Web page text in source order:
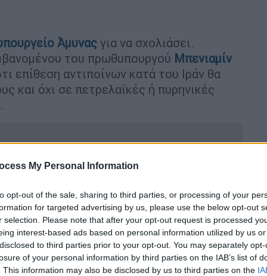
My Personal Information
opt-out of the sale, sharing to third parties, or processing of your
for targeted advertising by us, please use the below opt-out
selection. Please note that after your opt-out request is processed
interest-based ads based on personal information utilized by us
to third parties prior to your opt-out. You may separately
of your personal information by third parties on the IAB’s list of
This information may also be disclosed by us to third parties on the
Άμυναςγια να σχολιάσει.
του πρωθυπουργού Μπενιαμίν
επίθεση αντιποίνων κατά του Ιράν θα
και όχι σε πετρελαϊκές ή πυρηνικές
από μπαράζ fake απειλών για
Βηρυτό αγνοώντας τις ΗΠΑ